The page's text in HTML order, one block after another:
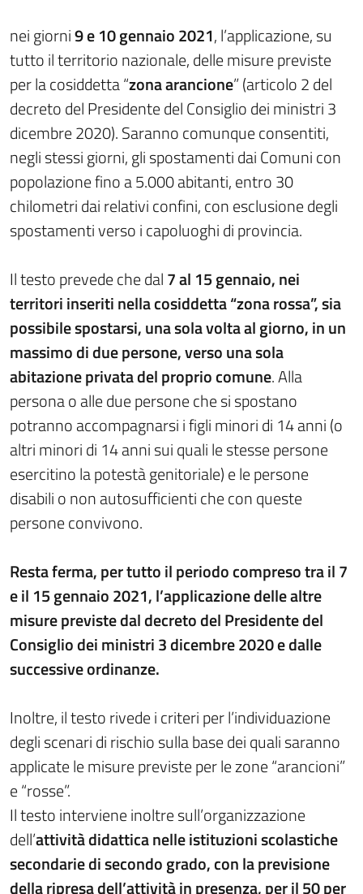
nei giorni9 e 10 gennaio 2021, l’applicazione, su
tutto il territorio nazionale, delle misure previste
per la cosiddetta “zona arancione” (articolo 2 del
decreto del Presidente del Consiglio dei ministri 3
dicembre 2020). Saranno comunque consentiti,
negli stessi giorni, gli spostamenti dai Comuni con
popolazione fino a 5.000 abitanti, entro 30
chilometri dai relativi confini, con esclusione degli
spostamenti verso i capoluoghi di provincia.
Il testo prevede che dal7 al 15 gennaio, nei
territori inseriti nella cosiddetta “zona rossa”, sia
possibile spostarsi, una sola volta al giorno, in un
massimo di due persone, verso una sola
abitazione privata del proprio comune. Alla
persona o alle due persone che si spostano
potranno accompagnarsi i figli minori di 14 anni (o
altri minori di 14 anni sui quali le stesse persone
esercitino la potestà genitoriale) e le persone
disabili o non autosufficienti che con queste
persone convivono.
Resta ferma, per tutto il periodo compreso tra il 7
e il 15 gennaio 2021, l’applicazione delle altre
misure previste dal decreto del Presidente del
Consiglio dei ministri 3 dicembre 2020 e dalle
successive ordinanze.
Inoltre, il testo rivede i criteri per l’individuazione
degli scenari di rischio sulla base dei quali saranno
applicate le misure previste per le zone “arancioni”
e “rosse”.
Il testo interviene inoltre sull’organizzazione
dell’attività didattica nelle istituzioni scolastiche
secondarie di secondo grado, con la previsione
della ripresa dell’attività in presenza, per il 50 per